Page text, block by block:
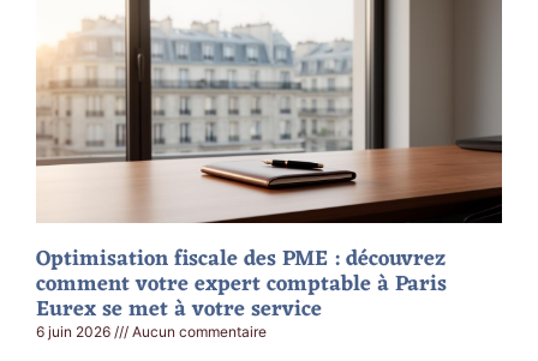
Optimisation fiscale des PME : découvrez
comment votre expert comptable à Paris
Eurex se met à votre service
6 juin 2026 Aucun commentaire